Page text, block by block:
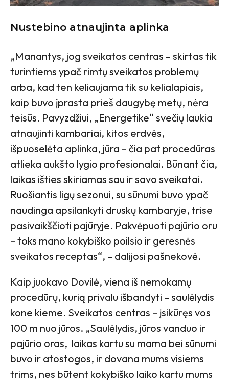
Nustebino atnaujinta aplinka
„Manantys, jog sveikatos centras – skirtas tik
turintiems ypač rimtų sveikatos problemų
arba, kad ten keliaujama tik su kelialapiais,
kaip buvo įprasta prieš daugybę metų, nėra
teisūs. Pavyzdžiui, „Energetike“ svečių laukia
atnaujinti kambariai, kitos erdvės,
išpuoselėta aplinka, jūra – čia pat procedūras
atlieka aukšto lygio profesionalai. Būnant čia,
laikas išties skiriamas sau ir savo sveikatai.
Ruošiantis ligų sezonui, su sūnumi buvo ypač
naudinga apsilankyti druskų kambaryje, trise
pasivaikščioti pajūryje. Pakvėpuoti pajūrio oru
– toks mano kokybiško poilsio ir geresnės
sveikatos receptas“, – dalijosi pašnekovė.
Kaip juokavo Dovilė, viena iš nemokamų
procedūrų, kurią privalu išbandyti – saulėlydis
kone kieme. Sveikatos centras – įsikūręs vos
100 m nuo jūros. „Saulėlydis, jūros vanduo ir
pajūrio oras, laikas kartu su mama bei sūnumi
buvo ir atostogos, ir dovana mums visiems
trims, nes būtent kokybiško laiko kartu mums